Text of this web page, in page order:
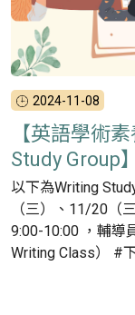
2024-11-08
【英語學術
Study Group】
以下為Writing Study
（三）、11/20（三）、
9:00-10:00 ，輔導員為Meixin （結束
Writing Class） #下午場：16:00-17:00，輔導員為Antony